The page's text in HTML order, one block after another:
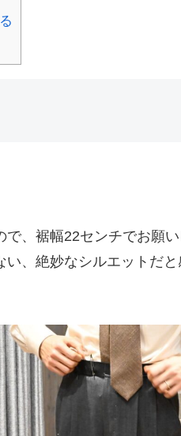
、裾幅22センチでお願
、絶妙なシルエットだ